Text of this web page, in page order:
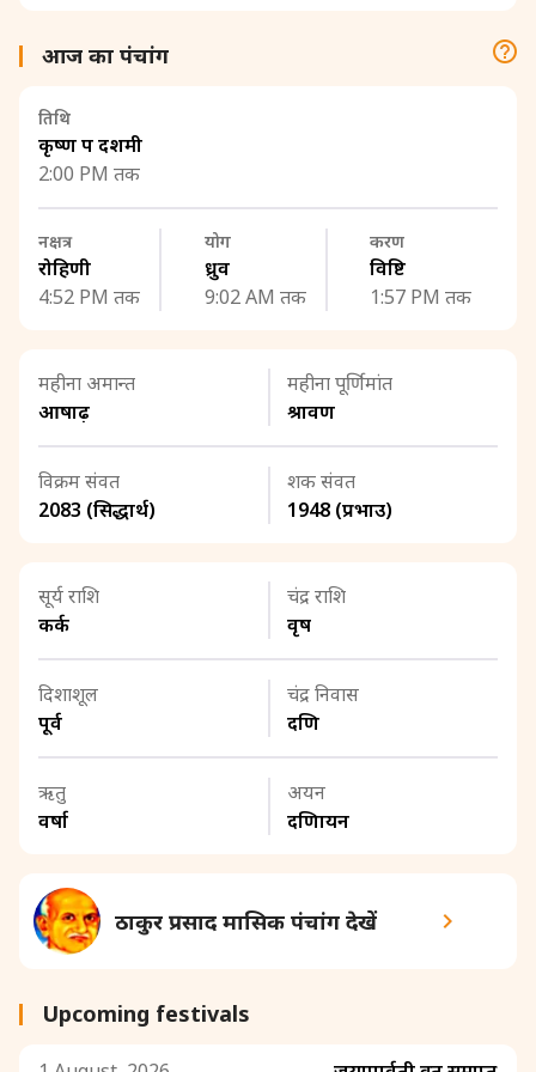
आज का पंचांग
तिथि
कृष्ण पक्ष दशमी
2:00 PM तक
नक्षत्र
रोहिणी
4:52 PM तक
योग
ध्रुव
9:02 AM तक
करण
विष्टि
1:57 PM तक
महीना अमान्त
आषाढ़
महीना पूर्णिमांत
श्रावण
विक्रम संवत
2083 (सिद्धार्थ)
शक संवत
1948 (प्रभाउ)
सूर्य राशि
कर्क
चंद्र राशि
वृष
दिशाशूल
पूर्व
चंद्र निवास
दक्षिण
ऋतु
वर्षा
अयन
दक्षिणायन
ठाकुर प्रसाद मासिक पंचांग देखें
Upcoming festivals